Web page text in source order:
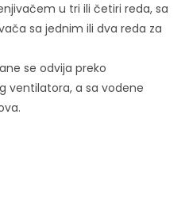
u tri ili četiri reda, sa
sa jednim ili dva reda za
se odvija preko
ventilatora, a sa vodene